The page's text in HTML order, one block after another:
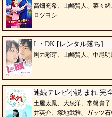
高畑充希、山崎賢人、菜々
ロツヨシ
L・DK [レンタル落ち]
剛力彩芽、山崎賢人、中尾明
連続テレビ小説 まれ 完
土屋太鳳、大泉洋、常盤貴
井英介、塚地武雅、ガッツ